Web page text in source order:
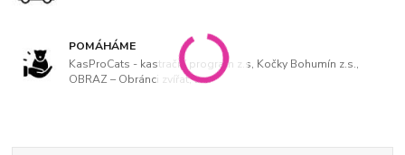
POMÁHÁME
KasProCats - kastrační program z.s, Kočky Bohumín z.s.,
OBRAZ – Obránci zvířat, z. s